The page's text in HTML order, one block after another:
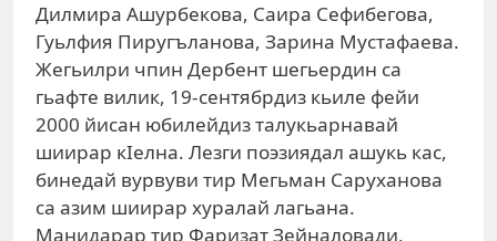
Дилмира Ашурбекова, Саира Сефибегова,
Гуьлфия Пиругъланова, Зарина Мустафаева.
Жегьилри чпин Дербент шегьердин са
гьафте вилик, 19-сентябрдиз кьиле фейи
2000 йисан юбилейдиз талукьарнавай
шиирар кIелна. Лезги поэзиядал ашукь кас,
бинедай вурвуви тир Мегьман Саруханова
са азим шиирар хуралай лагьана.
Манидарар тир Фаризат Зейналовади,